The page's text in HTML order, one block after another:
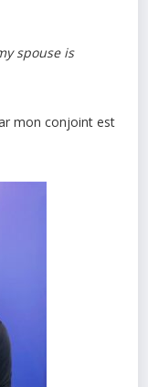
spouse is
mon conjoint est